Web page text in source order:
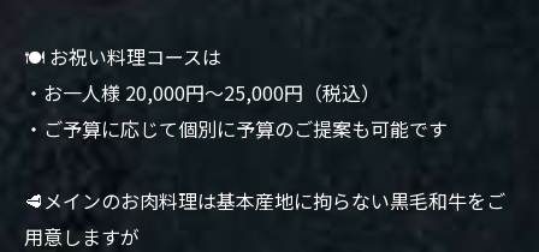
🍽 お祝い料理コースは
・お一人様 20,000円〜25,000円（税込）
・ご予算に応じて個別に予算のご提案も可能です
🥩メインのお肉料理は基本産地に拘らない黒毛和牛をご
用意しますが